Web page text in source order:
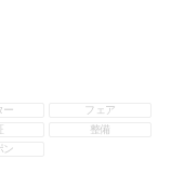
ー
フェア
整備
ン